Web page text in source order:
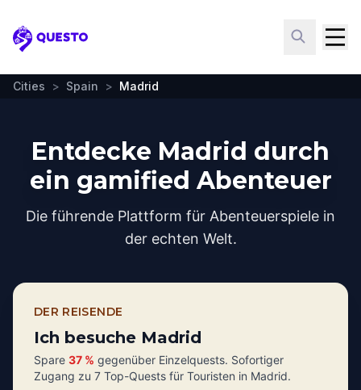
Questo
Cities > Spain > Madrid
Entdecke Madrid durch
ein gamified Abenteuer
Die führende Plattform für Abenteuerspiele in
der echten Welt.
DER REISENDE
Ich besuche Madrid
Spare 37 % gegenüber Einzelquests. Sofortiger
Zugang zu 7 Top-Quests für Touristen in Madrid.